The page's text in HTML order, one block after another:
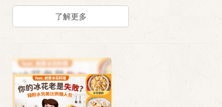
理三餐加點心，想到這頭皮發麻的把拔馬麻們，讓桂冠
做你家的料理後盾！
了解更多